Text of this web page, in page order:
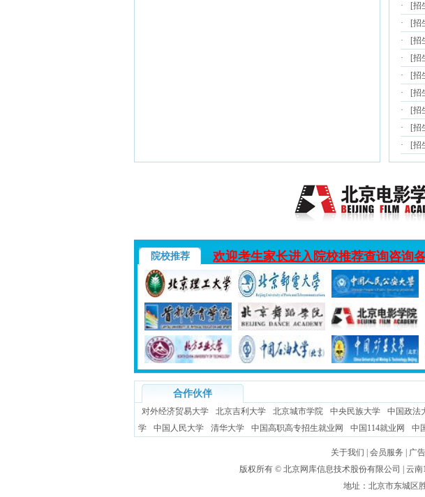
·
[招
·
[招
·
[招
·
[招
·
[招
·
[招
·
[招
·
[招
·
[招
院校推荐 欢迎考生家长进入院校推荐查询咨询
合作伙伴
对外经济贸易大学 北京吉利大学 北京城市学院 中央民族大学 中国政法
学
中国人民大学 清华大学 中国高职高专招生就业网 中国114就业网 中
关于我们 会员服务 广
版权所有 © 北京网库信息技术股份有限公司
| 云
地址：北京市东城区